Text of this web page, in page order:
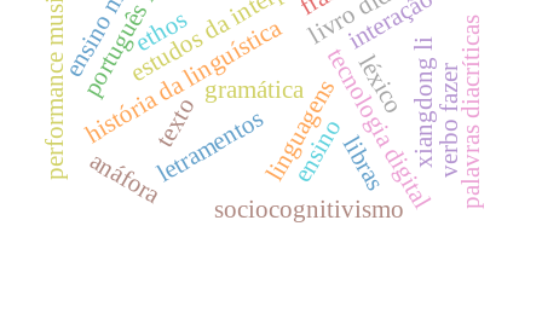
linguagens
letramentos ensinotecnologia digital
gramática
história da linguística
texto xiangdong li
interação
sociocognitivismo
verbo fazer
anáfora
performance musical ethos palavras diacríticas
léxico
libras